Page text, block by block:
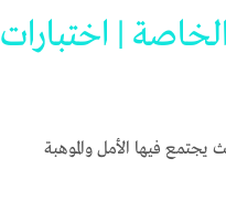
الخاصة | اختبارات
يجتمع فيها الأمل والموهبة